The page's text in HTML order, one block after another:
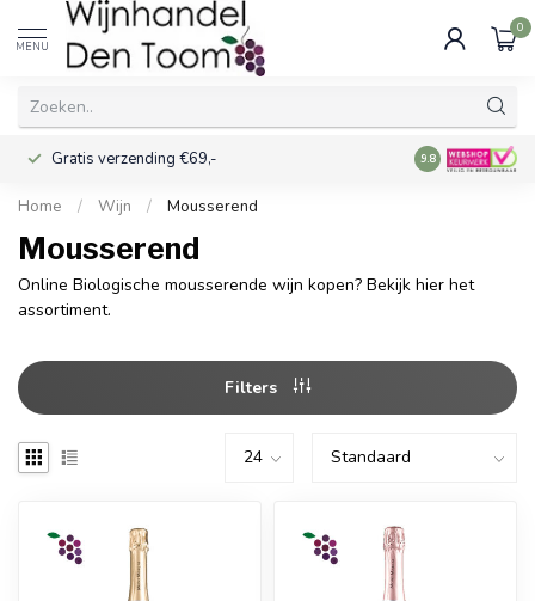
MENU
0
Gratis verzending €69,- Voor 16:00
9.8
Home / Wijn / Mousserend
Mousserend
Online Biologische mousserende wijn kopen? Bekijk hier het
assortiment.
Filters